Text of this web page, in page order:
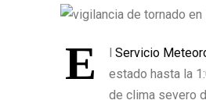
E Servicio
estado hasta la
de clima severo